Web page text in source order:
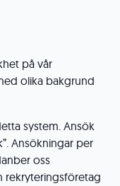
på vår
olika bakgrund
system. Ansök
Ansökningar per
oss
rekryteringsföretag